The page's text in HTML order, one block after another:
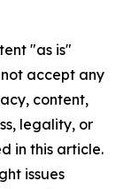
"as is"
accept any
content,
legality, or
in this article.
issues